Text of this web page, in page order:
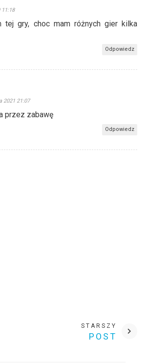
11:18
tej gry, choc mam różnych gier kilka
Odpowiedz
2021 21:07
przez zabawę
Odpowiedz
STARSZY
POST